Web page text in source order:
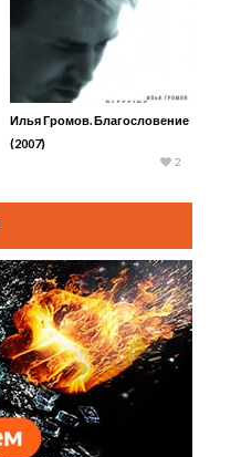
Илья Громов. Благословение
(2007)
2